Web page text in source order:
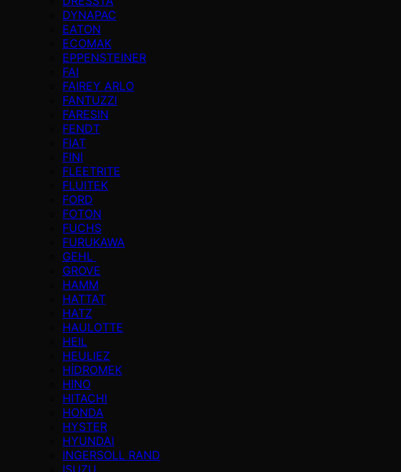
DYNAPAC
EATON
ECOMAK
EPPENSTEINER
FAI
FAIREY ARLO
FANTUZZI
FARESIN
FENDT
FIAT
FINI
FLEETRITE
FLUITEK
FORD
FOTON
FUCHS
FURUKAWA
GEHL
GROVE
HAMM
HATTAT
HATZ
HAULOTTE
HEIL
HEULIEZ
HİDROMEK
HINO
HITACHI
HONDA
HYSTER
HYUNDAI
INGERSOLL RAND
ISUZU